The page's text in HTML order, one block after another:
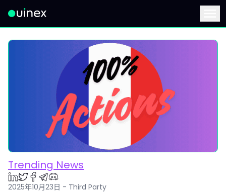
Trending News
2025年10月23日 - Third Party